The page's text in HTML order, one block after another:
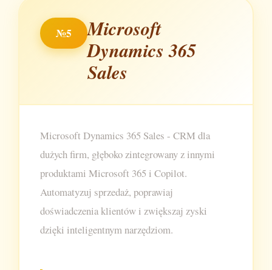
№5
Microsoft
Dynamics 365
Sales
Microsoft Dynamics 365 Sales - CRM dla
dużych firm, głęboko zintegrowany z innymi
produktami Microsoft 365 i Copilot.
Automatyzuj sprzedaż, poprawiaj
doświadczenia klientów i zwiększaj zyski
dzięki inteligentnym narzędziom.